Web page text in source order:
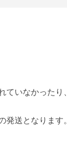
ていなかった
発送となります。